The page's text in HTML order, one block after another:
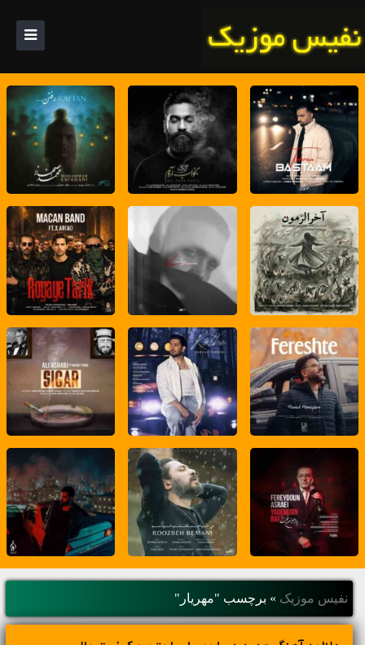
نفیس موزیک » برچسب "مهریار"